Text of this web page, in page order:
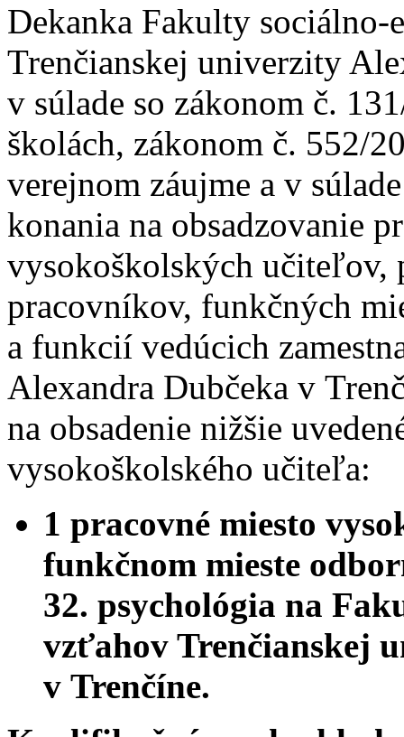
Dekanka Fakulty
Trenčianskej univerzity
v súlade so zákonom č.
školách, zákonom č. 552/
verejnom záujme a v
konania na obsadzovanie
vysokoškolských učiteľov,
pracovníkov, funkčných
a funkcií vedúcich
Alexandra Dubčeka v
na obsadenie nižšie
vysokoškolského učiteľa:
1 pracovné miesto
funkčnom mieste
32. psychológia na
vzťahov Trenčianskej
v Trenčíne.